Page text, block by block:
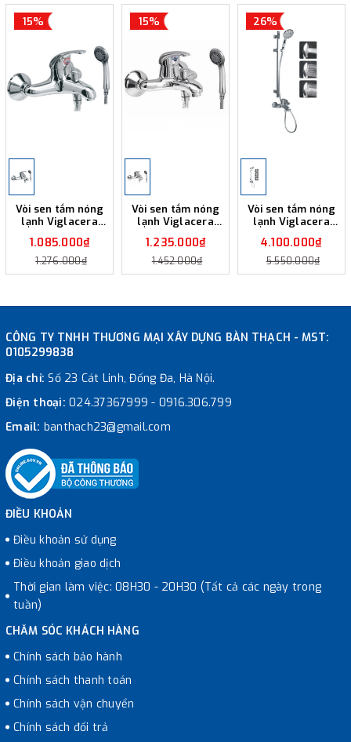
15%
Vòi sen tắm nóng
lạnh Viglacera
1.085.000₫
1.276.000₫
15%
Vòi sen tắm nóng
lạnh Viglacera
1.235.000₫
1.452.000₫
26%
Vòi sen tắm nóng
lạnh Viglacera
4.100.000₫
5.550.000₫
CÔNG TY TNHH THƯƠNG MẠI XÂY DỰNG BÀN THẠCH - MST:
0105299838
Địa chỉ:Số 23 Cát Linh, Đống Đa, Hà Nội.
Điện thoại: 024.37367999 - 0916.306.799
Email: banthach23@gmail.com
ĐIỀU KHOẢN
Điều khoản sử dụng
Điều khoản giao dịch
Thời gian làm việc: 08H30 - 20H30 (Tất cả các ngày trong
tuần)
CHĂM SÓC KHÁCH HÀNG
Chính sách bảo hành
Chính sách thanh toán
Chính sách vận chuyển
Chính sách đổi trả